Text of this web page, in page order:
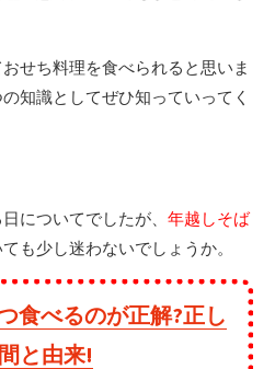
せち料理を食べられると思いま
知識としてぜひ知っていってく
についてでしたが、 年越しそば
も少し迷わないでしょうか。
食べるのが正解?正し
と由来!